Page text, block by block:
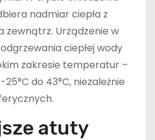
nadmiar ciepła z
zewnątrz. Urządzenie w
ciepłej wody
zakresie temperatur –
do 43°C, niezależnie
atuty